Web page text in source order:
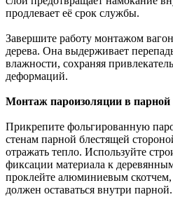
продлевает её срок службы.
Завершите работу монтажом
дерева. Она выдерживает
влажности, сохраняя
деформаций.
Монтаж пароизоляции в парной
Прикрепите фольгированную
стенам парной блестящей
отражать тепло. Используйте
фиксации материала к
проклейте алюминиевым скотчем,
должен оставаться внутри парной.